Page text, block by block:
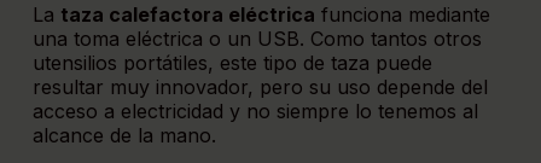
La taza calefactora eléctrica funciona mediante
una toma eléctrica o un USB. Como tantos otros
utensilios portátiles, este tipo de taza puede
resultar muy innovador, pero su uso depende del
acceso a electricidad y no siempre lo tenemos al
alcance de la mano.